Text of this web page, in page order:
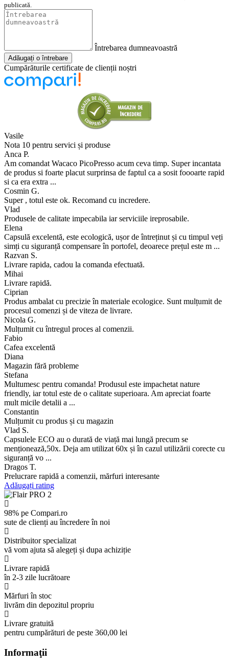
publicată.
Întrebarea dumneavoastră
Adăugați o întrebare
Cumpărăturile certificate de clienții noștri
Vasile
Nota 10 pentru servici și produse
Anca P.
Am comandat Wacaco PicoPresso acum ceva timp. Super incantata
de produs si foarte placut surprinsa de faptul ca a sosit foooarte rapid
si ca era extra ...
Cosmin G.
Super , totul este ok. Recomand cu incredere.
Vlad
Produsele de calitate impecabila iar serviciile ireprosabile.
Elena
Capsulă excelentă, este ecologică, ușor de întreținut și cu timpul veți
simți cu siguranță compensare în portofel, deoarece prețul este m ...
Razvan S.
Livrare rapida, cadou la comanda efectuată.
Mihai
Livrare rapidă.
Ciprian
Produs ambalat cu precizie în materiale ecologice. Sunt mulțumit de
procesul comenzi și de viteza de livrare.
Nicola G.
Mulțumit cu întregul proces al comenzii.
Fabio
Cafea excelentă
Diana
Magazin fără probleme
Stefana
Multumesc pentru comanda! Produsul este impachetat nature
friendly, iar totul este de o calitate superioara. Am apreciat foarte
mult micile detalii a ...
Constantin
Mulțumit cu produs și cu magazin
Vlad S.
Capsulele ECO au o durată de viață mai lungă precum se
menționează,50x. Deja am utilizat 60x și în cazul utilizării corecte cu
siguranță vo ...
Dragos T.
Prelucrare rapidă a comenzii, mărfuri interesante
Adăugați rating
98% pe Compari.ro
sute de clienți au încredere în noi
Distribuitor specializat
vă vom ajuta să alegeți și dupa achiziție
Livrare rapidă
în 2-3 zile lucrătoare
Mărfuri în stoc
livrăm din depozitul propriu
Livrare gratuită
pentru cumpărături de peste 360,00 lei
Informaţii